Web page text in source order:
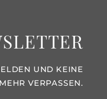
UND KEINE
VERPASSEN.